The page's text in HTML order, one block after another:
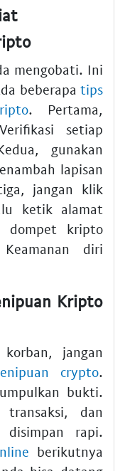
mengobati. Ini
beberapa tips
. Pertama,
setiap
gunakan
lapisan
jangan klik
ketik alamat
dompet kripto
diri
Kripto
jangan
crypto.
bukti.
transaksi, dan
disimpan rapi.
berikutnya